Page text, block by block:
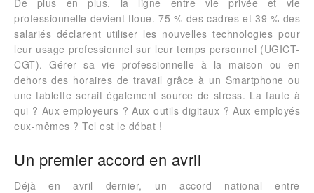
De plus en plus, la ligne entre vie privée et vie
professionnelle devient floue. 75 % des cadres et 39 % des
salariés déclarent utiliser les nouvelles technologies pour
leur usage professionnel sur leur temps personnel (UGICT-
CGT). Gérer sa vie professionnelle à la maison ou en
dehors des horaires de travail grâce à un Smartphone ou
une tablette serait également source de stress. La faute à
qui ? Aux employeurs ? Aux outils digitaux ? Aux employés
eux-mêmes ? Tel est le débat !
Un premier accord en avril
Déjà en avril dernier, un accord national entre